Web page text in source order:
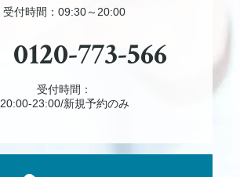
受付時間：09:30～20:00
0120-773-566
受付時間：
20:00-23:00/新規予約のみ